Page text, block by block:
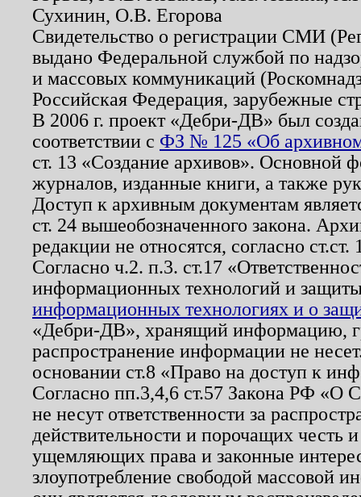
Сухинин, О.В. Егорова
Свидетельство о регистрации СМИ
выдано Федеральной службой по
и массовых коммуникаций
Российская Федерация, зарубежные
В 2006 г. проект «Дебри-ДВ» был
соответствии с ФЗ № 125 «Об
ст. 13 «Создание архивов». Основной
журналов, изданные книги, а также
Доступ к архивным документам
ст. 24 вышеобозначенного закона.
редакции не относятся, согласно
Согласно ч.2. п.3. ст.17
информационных технологий и
информационных технологиях и о
«Дебри-ДВ», хранящий информацию,
распространение информации не
основании ст.8 «Право на доступ к
Согласно пп.3,4,6 ст.57 Закона РФ «О
не несут ответственности за
действительности и порочащих честь
ущемляющих права и законные
злоупотребление свободой массовой